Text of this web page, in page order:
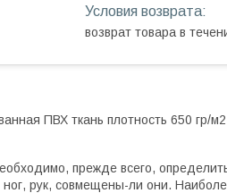
возврат товара в
ПВХ ткань плотность 650 гр/м2
прежде всего,
ног, рук, совмещены-ли они.